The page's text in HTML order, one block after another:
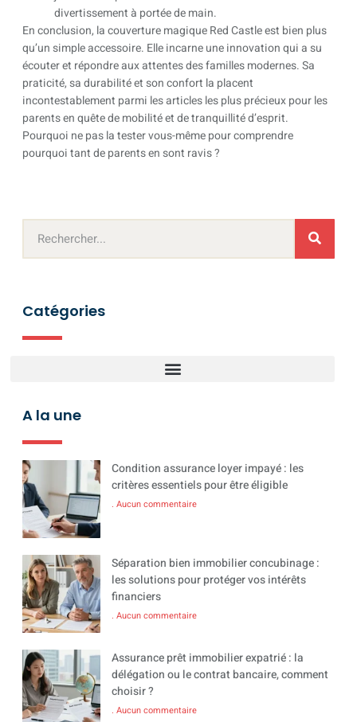
divertissement à portée de main.
En conclusion, la couverture magique Red Castle est bien plus
qu’un simple accessoire. Elle incarne une innovation qui a su
écouter et répondre aux attentes des familles modernes. Sa
praticité, sa durabilité et son confort la placent
incontestablement parmi les articles les plus précieux pour les
parents en quête de mobilité et de tranquillité d’esprit.
Pourquoi ne pas la tester vous-même pour comprendre
pourquoi tant de parents en sont ravis ?
Catégories
A la une
Condition assurance loyer impayé : les
critères essentiels pour être éligible
Aucun commentaire
Séparation bien immobilier concubinage :
les solutions pour protéger vos intérêts
financiers
Aucun commentaire
Assurance prêt immobilier expatrié : la
délégation ou le contrat bancaire, comment
choisir ?
Aucun commentaire